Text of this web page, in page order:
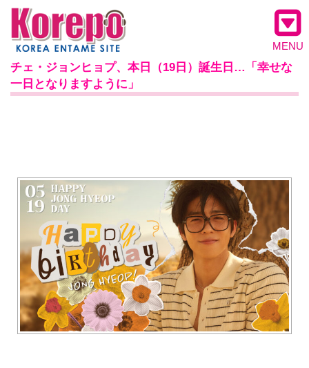
MENU
チェ・ジョンヒョプ、本日（19日）誕生日…「幸せな
一日となりますように」